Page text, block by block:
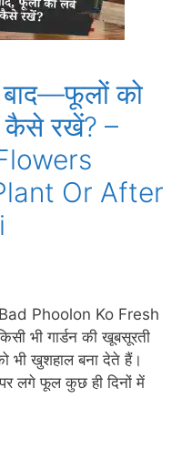
बाद—फूलों को
रखें? –
Or After
Phoolon Ko Fresh
भी गार्डन की खूबसूरती
भी खुशहाल बना देते हैं।
लगे फूल कुछ ही दिनों में